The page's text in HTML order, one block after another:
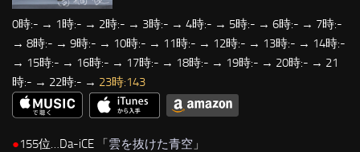
0時:- → 1時:- → 2時:- → 3時:- → 4時:- → 5時:- → 6時:- → 7時:-
→ 8時:- → 9時:- → 10時:- → 11時:- → 12時:- → 13時:- → 14時:-
→ 15時:- → 16時:- → 17時:- → 18時:- → 19時:- → 20時:- → 21
時:- → 22時:- → 23時:143
●155位…Da-iCE 「雲を抜けた青空 」